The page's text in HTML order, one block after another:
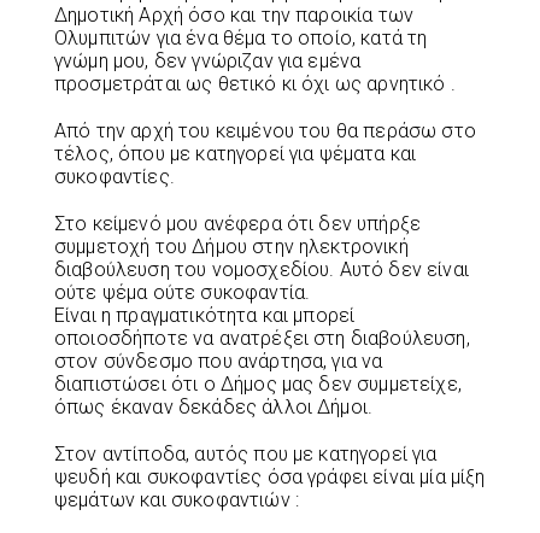
Δημοτική Αρχή όσο και την παροικία των
Ολυμπιτών για ένα θέμα το οποίο, κατά τη
γνώμη μου, δεν γνώριζαν για εμένα
προσμετράται ως θετικό κι όχι ως αρνητικό .
Από την αρχή του κειμένου του θα περάσω στο
τέλος, όπου με κατηγορεί για ψέματα και
συκοφαντίες.
Στο κείμενό μου ανέφερα ότι δεν υπήρξε
συμμετοχή του Δήμου στην ηλεκτρονική
διαβούλευση του νομοσχεδίου. Αυτό δεν είναι
ούτε ψέμα ούτε συκοφαντία.
Είναι η πραγματικότητα και μπορεί
οποιοσδήποτε να ανατρέξει στη διαβούλευση,
στον σύνδεσμο που ανάρτησα, για να
διαπιστώσει ότι ο Δήμος μας δεν συμμετείχε,
όπως έκαναν δεκάδες άλλοι Δήμοι.
Στον αντίποδα, αυτός που με κατηγορεί για
ψευδή και συκοφαντίες όσα γράφει είναι μία μίξη
ψεμάτων και συκοφαντιών :